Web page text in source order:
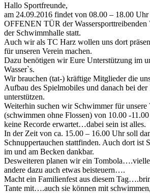
Hallo Sportfreunde,
am 24.09.2016 findet von 08.00 – 18.00
OFFENEN TÜR der Wassersporttreibenden
der Schwimmhalle statt.
Auch wir als TC Harz wollen uns dort
für unseren Verein machen.
Dazu benötigen wir Eure Unterstützung im
Wasser`s.
Wir brauchen (tat-) kräftige Mitglieder die
Aufbau des Spielmobiles und danach bei der
unterstützen.
Weiterhin suchen wir Schwimmer für unsere
(schwimmen ohne Flossen) von 10.00 -
keine Recorde erwartet…dabei sein ist alles.
In der Zeit von ca. 15.00 – 16.00 Uhr soll
Schnuppertauchen stattfinden. Auch dort ist
im und am Becken dankbar.
Desweiteren planen wir ein
andere dazu auch etwas beisteuern….
Macht ein Familienfest aus diesem
Tante mit….auch sie können mit